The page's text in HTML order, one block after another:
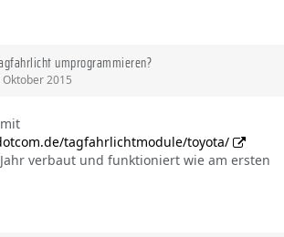
umprogrammieren?
Oktober 2015
tagfahrlichtmodule/toyota/
verbaut und funktioniert wie am ersten